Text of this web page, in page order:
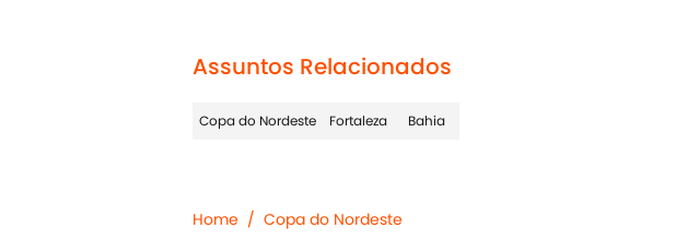
Assuntos Relacionados
Copa do Nordeste Fortaleza Bahia
Home / Copa do Nordeste